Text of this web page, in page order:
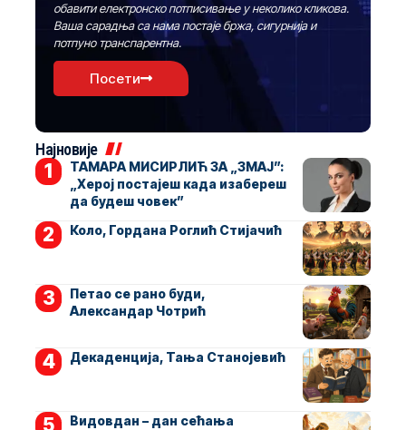
обавити електронско потписивање у неколико кликова.
Ваша сарадња са нама постаје бржа, сигурнија и
потпуно транспарентна.
Посети
Најновије
ТАМАРА МИСИРЛИЋ ЗА „ЗМАЈ”:
„Херој постајеш када изабереш
да будеш човек”
Коло, Гордана Роглић Стијачић
Петао се рано буди,
Александар Чотрић
Декаденција, Тања Станојевић
Видовдан – дан сећања